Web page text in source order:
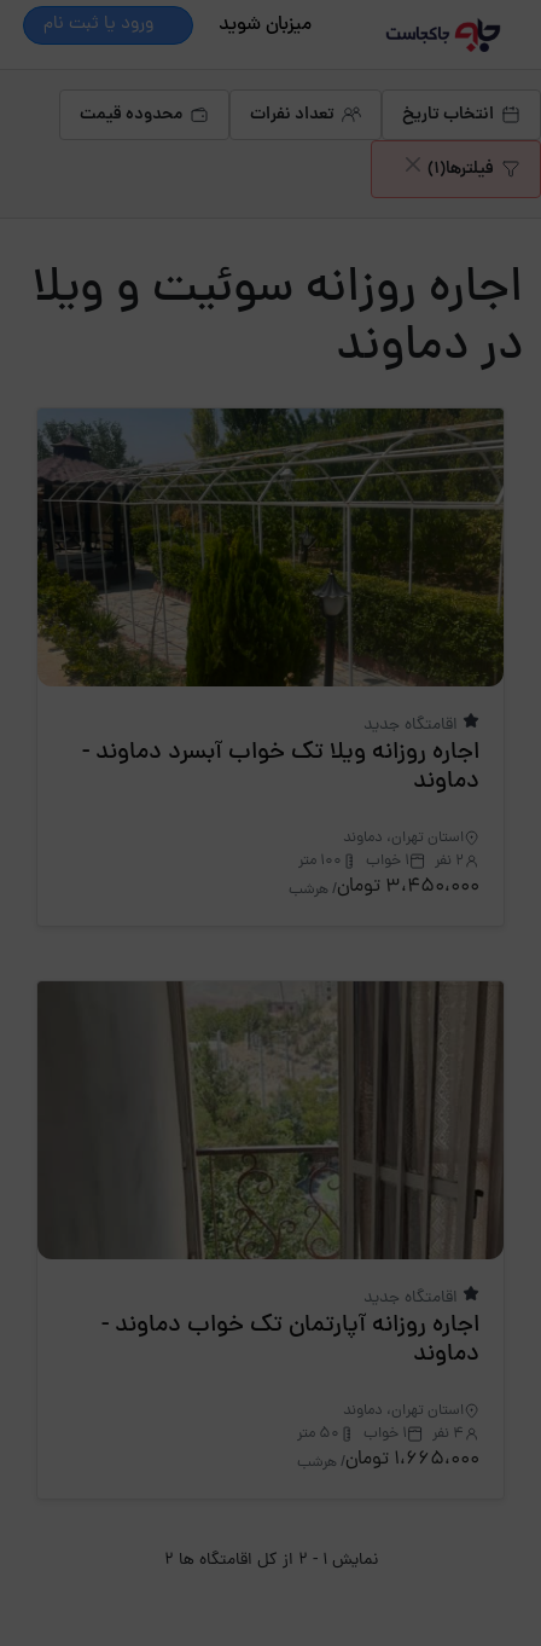
میزبان شوید ورود یا ثبت نام
انتخاب تاریخ تعداد نفرات محدوده قیمت
فیلترها(1)
اجاره روزانه سوئیت و ویلا
در دماوند
اقامتگاه جدید
اجاره روزانه ویلا تک خواب آبسرد دماوند -
دماوند
استان تهران، دماوند
2 نفر
1 خواب 100 متر
3،450،000 تومان / هرشب
اقامتگاه جدید
اجاره روزانه آپارتمان تک خواب دماوند -
دماوند
استان تهران، دماوند
4 نفر
1 خواب 50 متر
1،665،000 تومان / هرشب
نمایش 1 - 2 از کل اقامتگاه ها 2